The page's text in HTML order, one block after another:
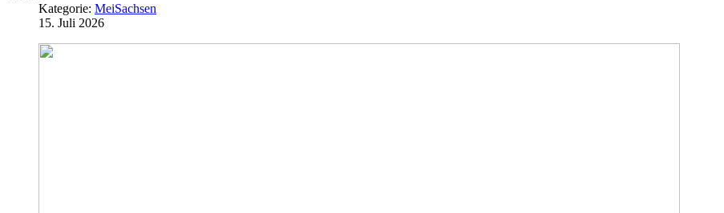
Kategorie: MeiSachsen
15. Juli 2026